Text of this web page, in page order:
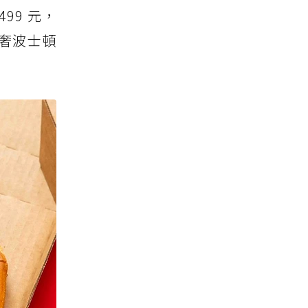
元，
波士頓